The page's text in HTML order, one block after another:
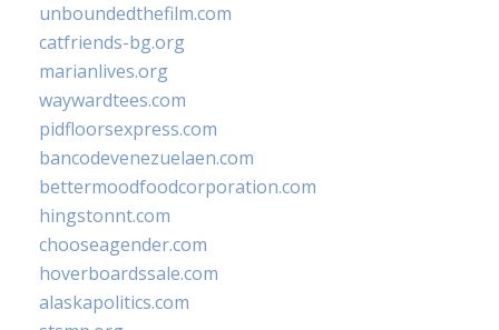
unboundedthefilm.com
catfriends-bg.org
marianlives.org
waywardtees.com
pidfloorsexpress.com
bancodevenezuelaen.com
bettermoodfoodcorporation.com
hingstonnt.com
chooseagender.com
hoverboardssale.com
alaskapolitics.com